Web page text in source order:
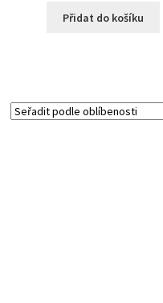
Přidat do košíku